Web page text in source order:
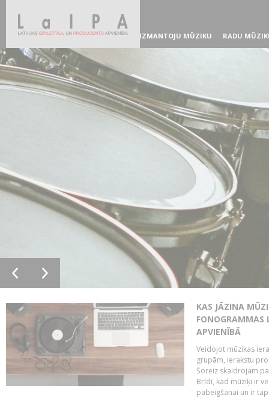
IZMANTOJU MŪZIKU RADU
KAS JĀZINA
FONOGRAMMAS
APVIENĪBĀ
Veidojot mūzikas
grupām, ierakstu
Šoreiz skaidrojam
Brīdī, kad mūziķi ir
pabeigšanai un ir